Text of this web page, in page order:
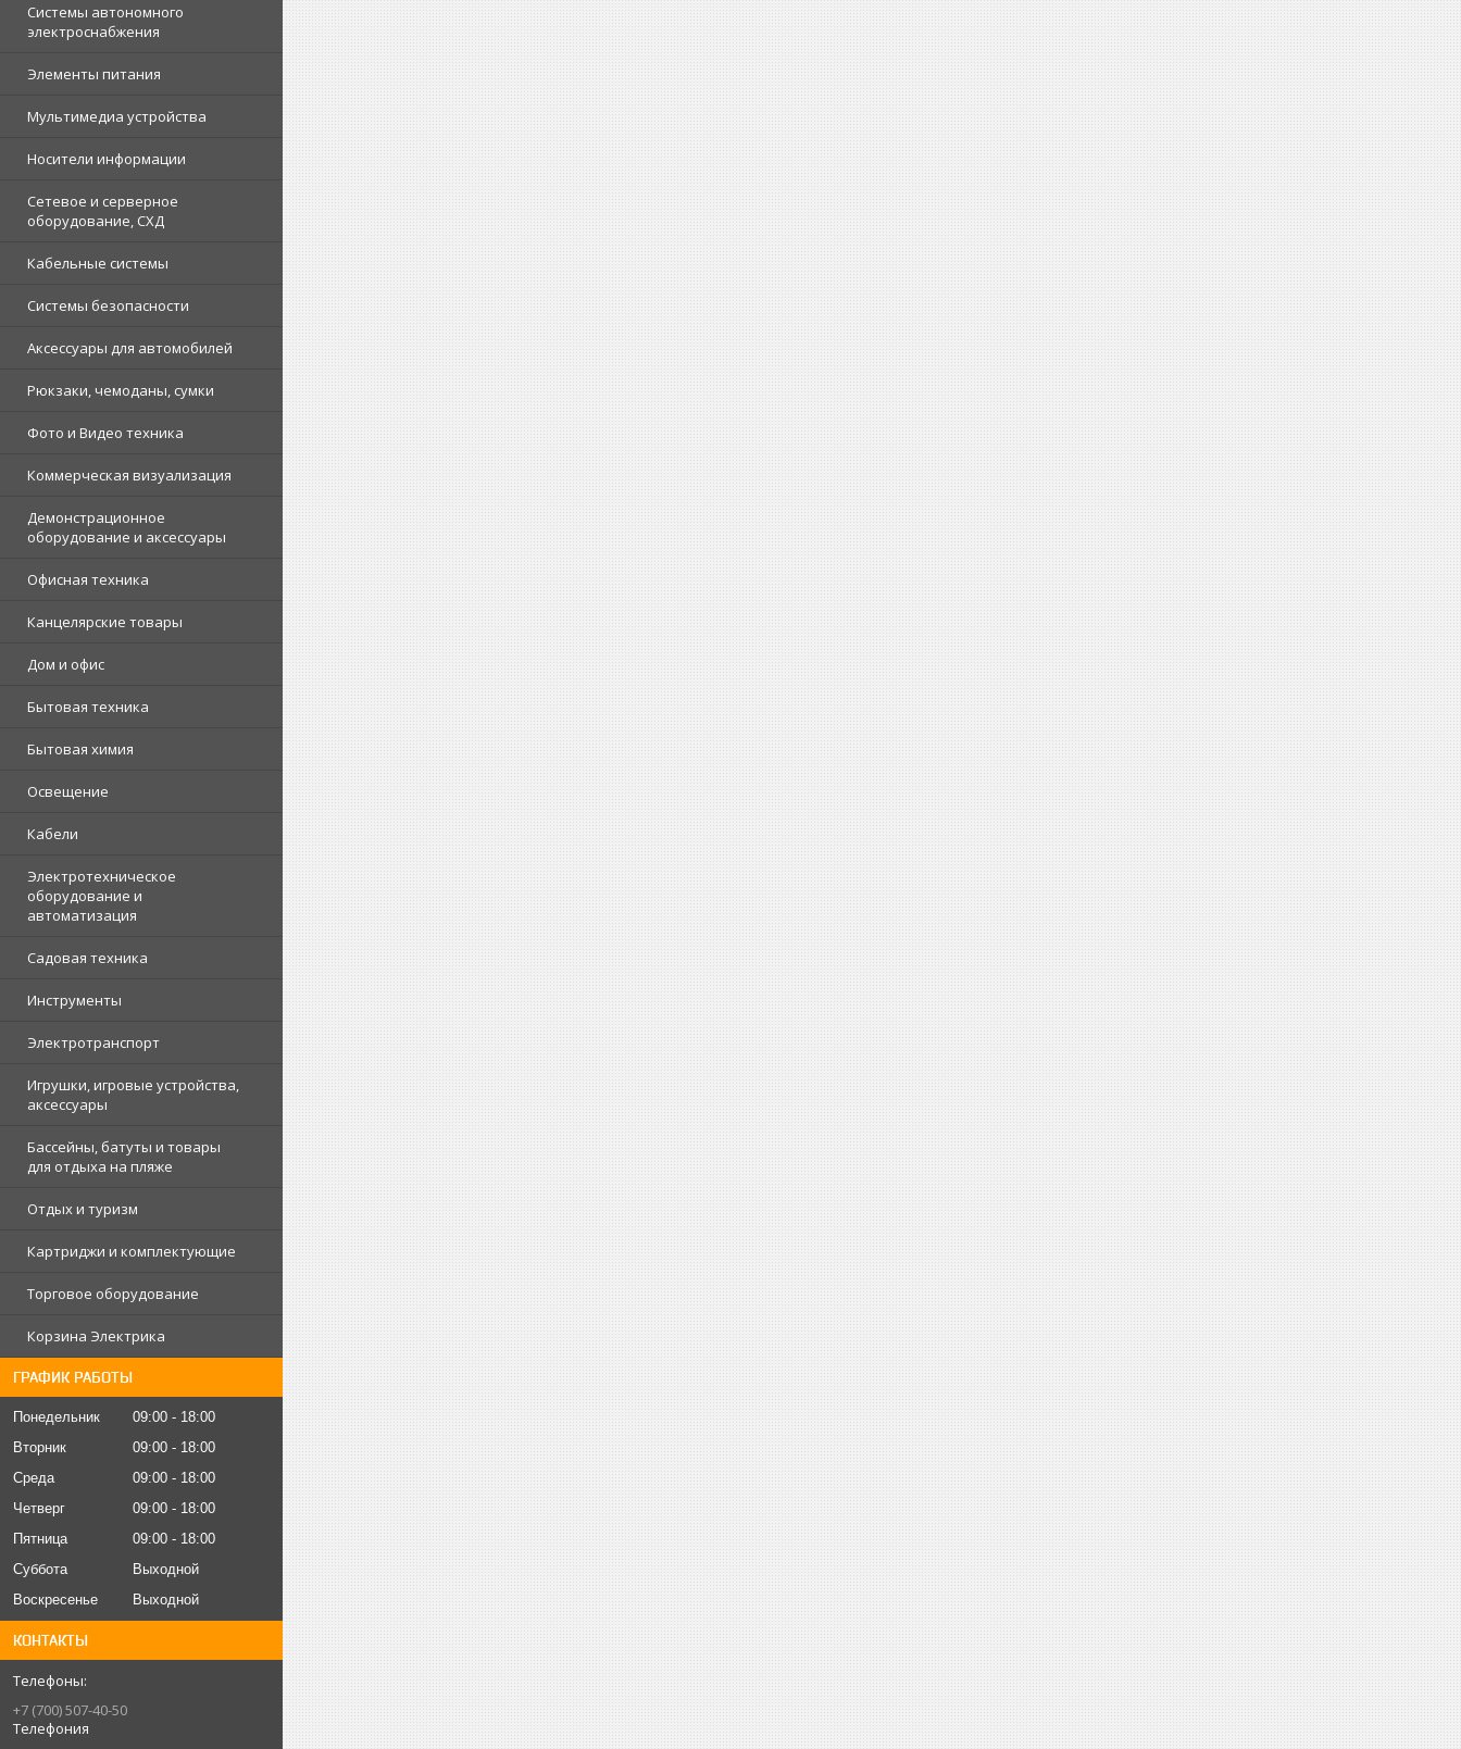
Системы автономного
электроснабжения
Элементы питания
Мультимедиа устройства
Носители информации
Сетевое и серверное
оборудование, СХД
Кабельные системы
Системы безопасности
Аксессуары для автомобилей
Рюкзаки, чемоданы, сумки
Фото и Видео техника
Коммерческая визуализация
Демонстрационное
оборудование и аксессуары
Офисная техника
Канцелярские товары
Дом и офис
Бытовая техника
Бытовая химия
Освещение
Кабели
Электротехническое
оборудование и
автоматизация
Садовая техника
Инструменты
Электротранспорт
Игрушки, игровые устройства,
аксессуары
Бассейны, батуты и товары
для отдыха на пляже
Отдых и туризм
Картриджи и комплектующие
Торговое оборудование
Корзина Электрика
ГРАФИК РАБОТЫ
Понедельник 09:00
18:00
Вторник
09:00
18:00
Среда
09:00
18:00
Четверг
09:00
18:00
Пятница
09:00
18:00
Суббота
Выходной
Воскресенье
Выходной
КОНТАКТЫ
+7 (700) 507-40-50
Телефония